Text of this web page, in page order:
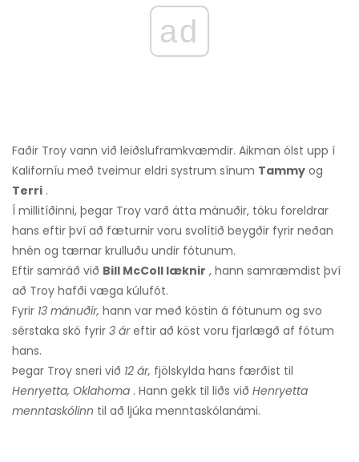
ad
Faðir Troy vann við leiðsluframkvæmdir. Aikman ólst upp í
Kaliforníu með tveimur eldri systrum sínum Tammy og
Terri .
Í millitíðinni, þegar Troy varð átta mánuðir, tóku foreldrar
hans eftir því að fæturnir voru svolítið beygðir fyrir neðan
hnén og tærnar krulluðu undir fótunum.
Eftir samráð við Bill McColl læknir , hann samræmdist því
að Troy hafði væga kúlufót.
Fyrir 13 mánuðir, hann var með köstin á fótunum og svo
sérstaka skó fyrir 3 áreftir að köst voru fjarlægð af fótum
hans.
Þegar Troy sneri við 12 ár, fjölskylda hans færðist til
Henryetta, Oklahoma . Hann gekk til liðs við Henryetta
menntaskólinn til að ljúka menntaskólanámi.